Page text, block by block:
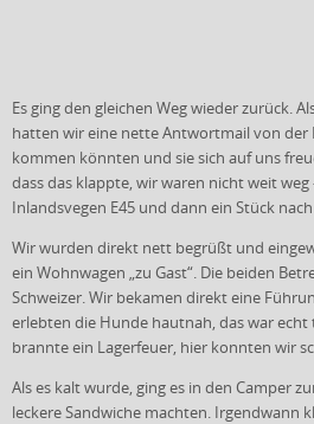
Es ging den gleichen Weg wieder zurück.
hatten wir eine nette Antwortmail von der
kommen könnten und sie sich auf uns
dass das klappte, wir waren nicht weit weg
Inlandsvegen E45 und dann ein Stück
Wir wurden direkt nett begrüßt und
ein Wohnwagen „zu Gast“. Die beiden
Schweizer. Wir bekamen direkt eine
erlebten die Hunde hautnah, das war echt
brannte ein Lagerfeuer, hier konnten wir
Als es kalt wurde, ging es in den Camper
leckere Sandwiche machten. Irgendwann